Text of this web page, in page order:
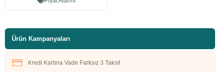
Ürün Kampanyaları
Kredi Kartına Vade Farksız 3 Taksit